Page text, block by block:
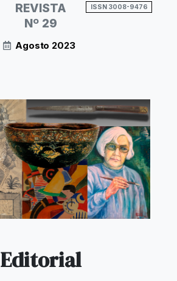
REVISTA
Nº 29
ISSN 3008-9476
Agosto 2023
Editorial